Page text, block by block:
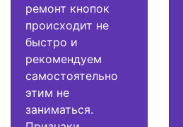
ремонт кнопок
происходит не
быстро и
рекомендуем
самостоятельно
этим не
заниматься.